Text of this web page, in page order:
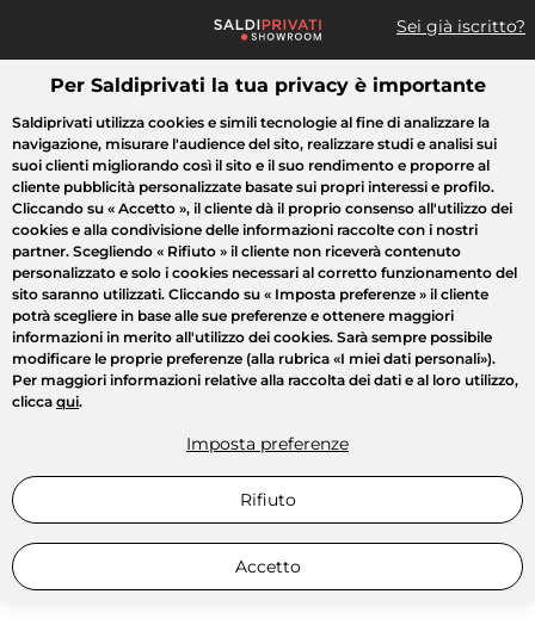
Sei già iscritto?
Cosa cerchi?
Tutte le vendite Moda Casa Bellezza Elettrodomestici
Per Saldiprivati la tua privacy è importante
Saldiprivati utilizza cookies e simili tecnologie al fine di analizzare la
navigazione, misurare l'audience del sito, realizzare studi e analisi sui
suoi clienti migliorando così il sito e il suo rendimento e proporre al
cliente pubblicità personalizzate basate sui propri interessi e profilo.
Cliccando su « Accetto », il cliente dà il proprio consenso all'utilizzo dei
cookies e alla condivisione delle informazioni raccolte con i nostri
partner. Scegliendo « Rifiuto » il cliente non riceverà contenuto
personalizzato e solo i cookies necessari al corretto funzionamento del
sito saranno utilizzati. Cliccando su « Imposta preferenze » il cliente
potrà scegliere in base alle sue preferenze e ottenere maggiori
informazioni in merito all'utilizzo dei cookies. Sarà sempre possibile
modificare le proprie preferenze (alla rubrica «I miei dati personali»).
Per maggiori informazioni relative alla raccolta dei dati e al loro utilizzo,
clicca qui.
Imposta preferenze
Rifiuto
Accetto